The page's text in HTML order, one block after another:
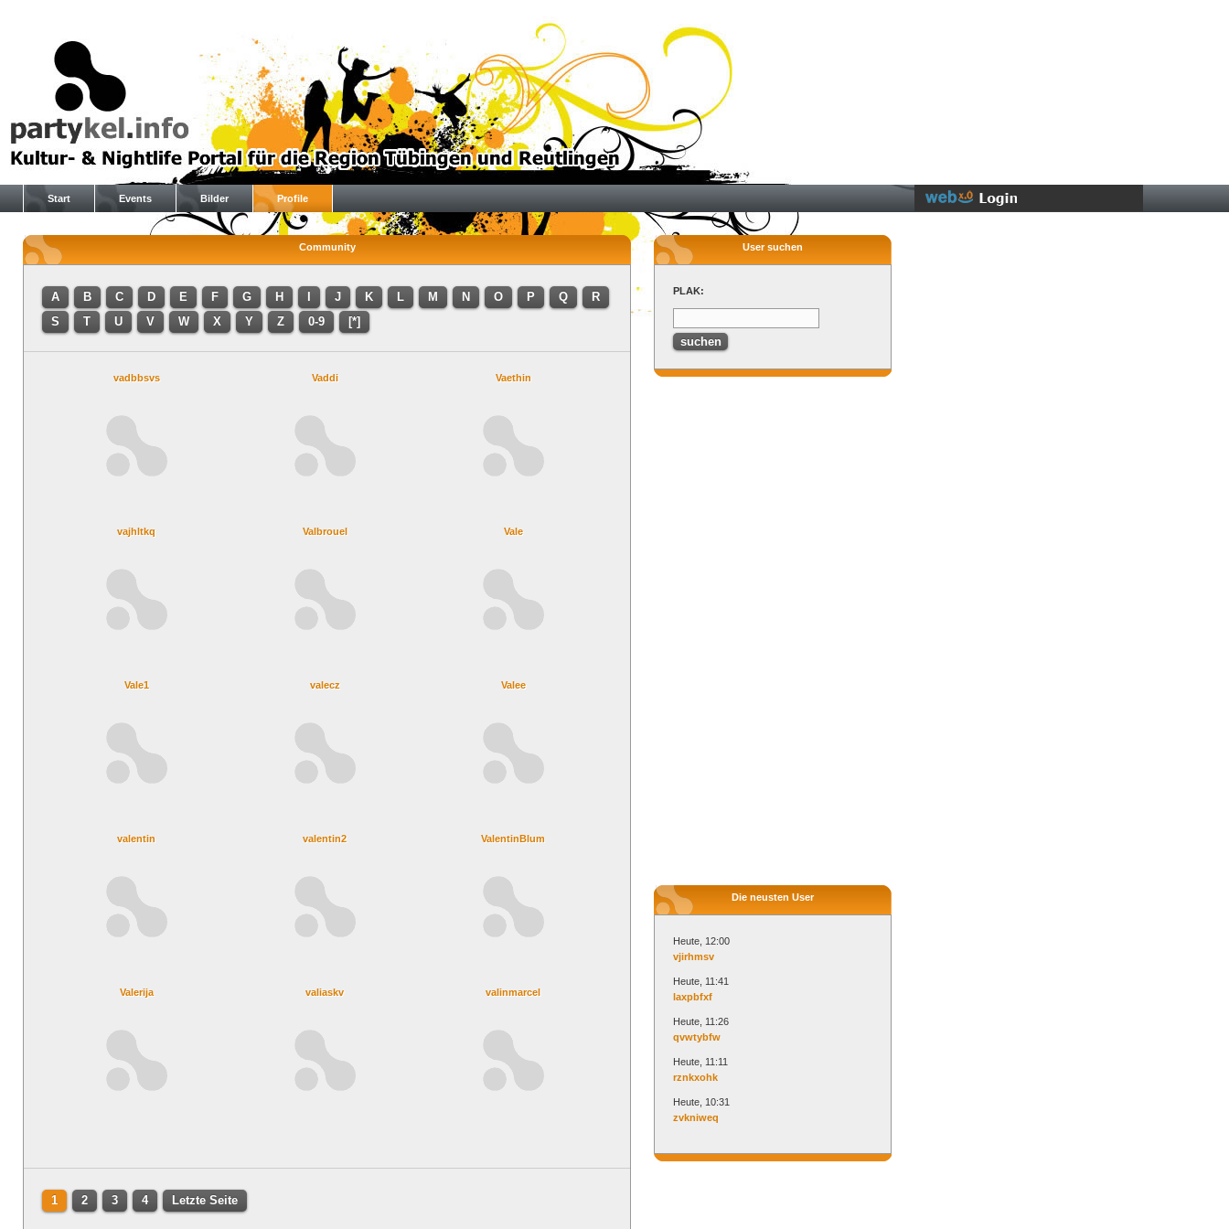
Start Events Bilder Profile
Community
A B C D E F G H J K L M N O P Q
R
S
T U V W X Y Z 0-9 [*]
vadbbsvs Vaddi Vaethin
vajhltkq Valbrouel Vale
Vale1 valecz Valee
valentin valentin2 ValentinBlum
Valerija valiaskv valinmarcel
1 2 3 4 Letzte Seite
User suchen
PLAK:
Die neusten User
Heute, 12:00
vjirhmsv
Heute, 11:41
laxpbfxf
Heute, 11:26
qvwtybfw
Heute, 11:11
rznkxohk
Heute, 10:31
zvkniweq